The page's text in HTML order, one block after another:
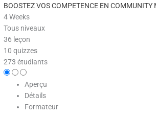
BOOSTEZ VOS COMPETENCE EN
4 Weeks
Tous niveaux
36 leçon
10 quizzes
273 étudiants
Aperçu
Détails
Formateur